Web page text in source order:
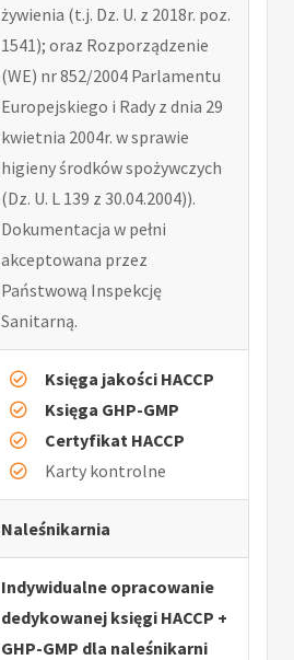
żywienia (t.j. Dz. U. z 2018r. poz.
1541); oraz Rozporządzenie
(WE) nr 852/2004 Parlamentu
Europejskiego i Rady z dnia 29
kwietnia 2004r. w sprawie
higieny środków spożywczych
(Dz. U. L 139 z 30.04.2004)).
Dokumentacja w pełni
akceptowana przez
Państwową Inspekcję
Sanitarną.
Księga jakości HACCP
Księga GHP-GMP
Certyfikat HACCP
Karty kontrolne
Naleśnikarnia
Indywidualne opracowanie
dedykowanej księgi HACCP +
GHP-GMP dla naleśnikarni